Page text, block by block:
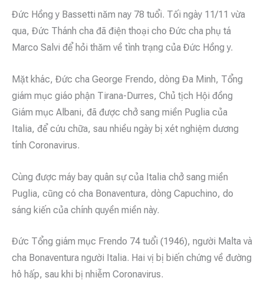
Đức Hồng y Bassetti năm nay 78 tuổi. Tối ngày 11/11 vừa
qua, Đức Thánh cha đã điện thoại cho Đức cha phụ tá
Marco Salvi để hỏi thăm về tình trạng của Đức Hồng y.
Mặt khác, Đức cha George Frendo, dòng Đa Minh, Tổng
giám mục giáo phận Tirana-Durres, Chủ tịch Hội đồng
Giám mục Albani, đã được chở sang miền Puglia của
Italia, để cứu chữa, sau nhiều ngày bị xét nghiệm dương
tính Coronavirus.
Cùng được máy bay quân sự của Italia chở sang miền
Puglia, cũng có cha Bonaventura, dòng Capuchino, do
sáng kiến của chính quyền miền này.
Đức Tổng giám mục Frendo 74 tuổi (1946), người Malta và
cha Bonaventura người Italia. Hai vị bị biến chứng về đường
hô hấp, sau khi bị nhiễm Coronavirus.